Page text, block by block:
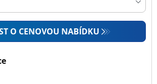
O CENOVOU NABÍDKU